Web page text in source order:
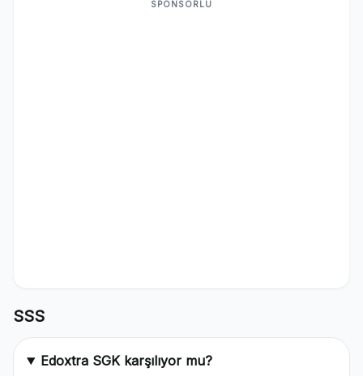
SPONSORLU
SSS
Edoxtra SGK karşılıyor mu?